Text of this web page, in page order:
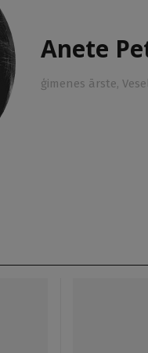
Anete
ģimenes ārste,